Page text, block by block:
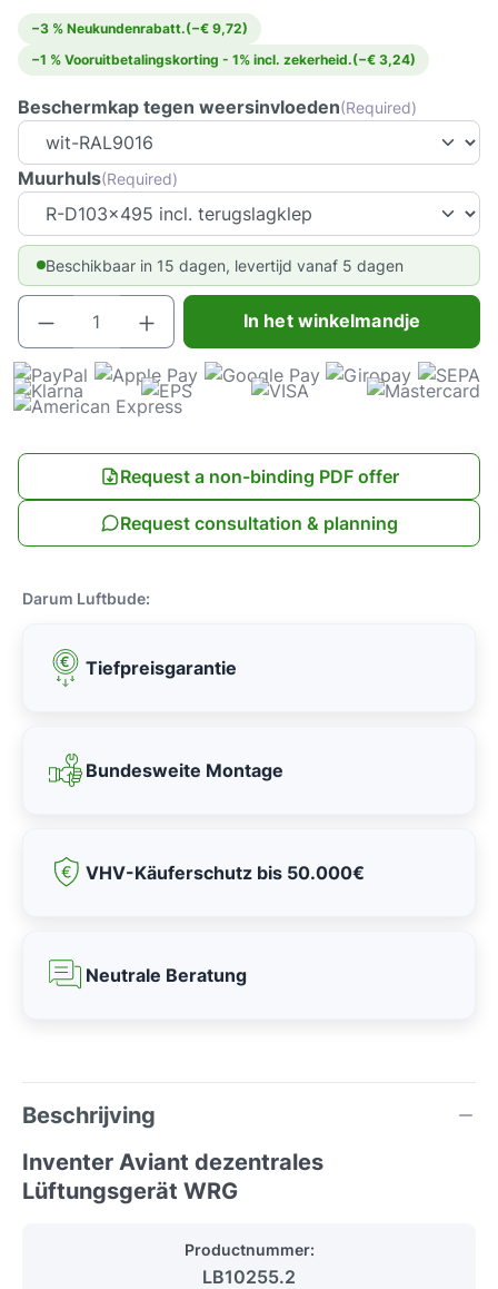
−3 % Neukundenrabatt.(−€ 9,72)
−1 % Vooruitbetalingskorting - 1% incl. zekerheid.(−€ 3,24)
Beschermkap tegen weersinvloeden(Required)
Muurhuls(Required)
Beschikbaar in 15 dagen, levertijd vanaf 5 dagen
Producthoeveelheid: Voer de gewenste
In het winkelmandje
Request a non-binding PDF offer
Request consultation & planning
Darum Luftbude:
Tiefpreisgarantie
Bundesweite Montage
VHV-Käuferschutz bis 50.000€
Neutrale Beratung
Beschrijving
Inventer Aviant dezentrales
Lüftungsgerät WRG
Productnummer:
LB10255.2